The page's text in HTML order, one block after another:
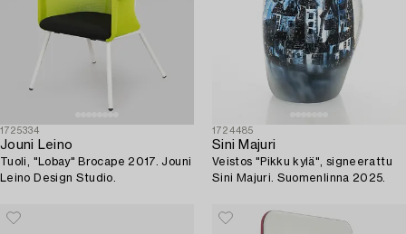
1725334
Jouni Leino
Tuoli, "Lobay" Brocape 2017. Jouni
Leino Design Studio.
1724485
Sini Majuri
Veistos "Pikku kylä", signeerattu
Sini Majuri. Suomenlinna 2025.